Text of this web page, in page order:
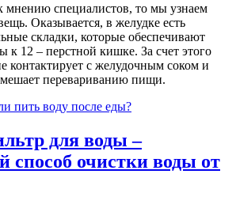
мнению специалистов, то мы узнаем
Оказывается, в желудке есть
складки, которые обеспечивают
к 12 – перстной кишке. За счет этого
контактирует с желудочным соком и
перевариванию пищи.
пить воду после еды?
для воды –
способ очистки воды от